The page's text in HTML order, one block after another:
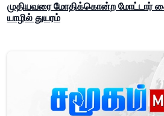
முதியவரை மோதிக்கொன்ற மோட்டார்
யாழில் துயரம்